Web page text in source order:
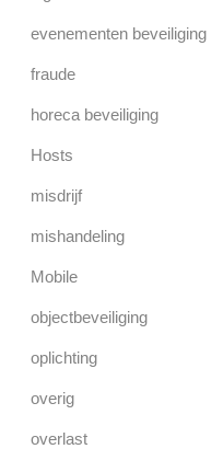
evenementen beveiliging
fraude
horeca beveiliging
Hosts
misdrijf
mishandeling
Mobile
objectbeveiliging
oplichting
overig
overlast